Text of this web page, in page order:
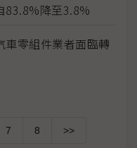
降至3.8%
零組件業者面臨轉
7 8 >>